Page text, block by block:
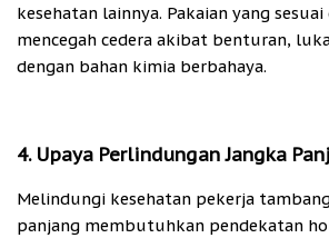
kesehatan lainnya. Pakaian yang
mencegah cedera akibat benturan,
dengan bahan kimia berbahaya.
4. Upaya Perlindungan Jangka
Melindungi kesehatan pekerja
panjang membutuhkan pendekatan